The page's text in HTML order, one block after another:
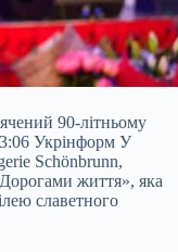
90-літньому
Укрінформ У
Schönbrunn,
життя», яка
славетного